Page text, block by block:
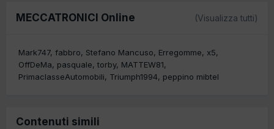
MECCATRONICI Online (Visualizza tutti)
Mark747 fabbro Stefano Mancuso Erregomme
x5
OffDeMa
pasquale torby MATTEW81
PrimaclasseAutomobili
Triumph1994 peppino mibtel
Contenuti simili